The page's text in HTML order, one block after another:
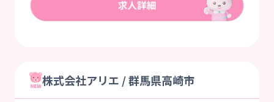
株式会社アリエ / 群馬県高崎市